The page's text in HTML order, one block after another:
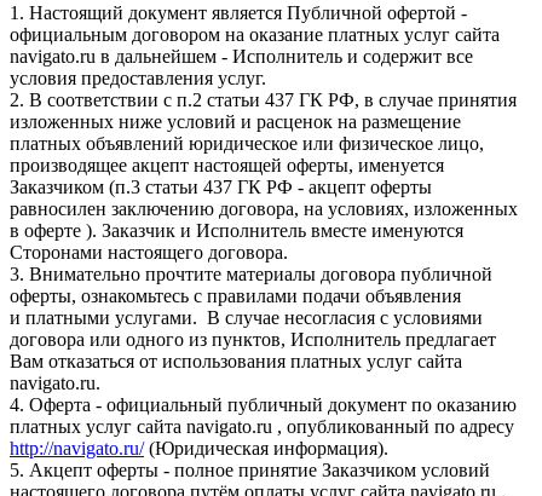
1. Настоящий документ является Публичной офертой -
официальным договором на оказание платных услуг сайта
navigato.ru в дальнейшем - Исполнитель и содержит все
условия предоставления услуг.
2. В соответствии с п.2 статьи 437 ГК РФ, в случае принятия
изложенных ниже условий и расценок на размещение
платных объявлений юридическое или физическое лицо,
производящее акцепт настоящей оферты, именуется
Заказчиком (п.3 статьи 437 ГК РФ - акцепт оферты
равносилен заключению договора, на условиях, изложенных
в оферте ). Заказчик и Исполнитель вместе именуются
Сторонами настоящего договора.
3. Внимательно прочтите материалы договора публичной
оферты, ознакомьтесь с правилами подачи объявления
и платными услугами. В случае несогласия с условиями
договора или одного из пунктов, Исполнитель предлагает
Вам отказаться от использования платных услуг сайта
navigato.ru.
4. Оферта - официальный публичный документ по оказанию
платных услуг сайта navigato.ru , опубликованный по адресу
http://navigato.ru/(Юридическая информация).
5. Акцепт оферты - полное принятие Заказчиком условий
настоящего договора путём оплаты услуг сайта navigato.ru ,